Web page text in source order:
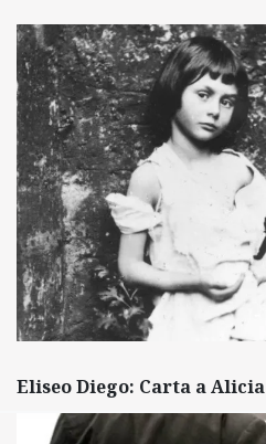
Eliseo Diego: Carta a Alicia